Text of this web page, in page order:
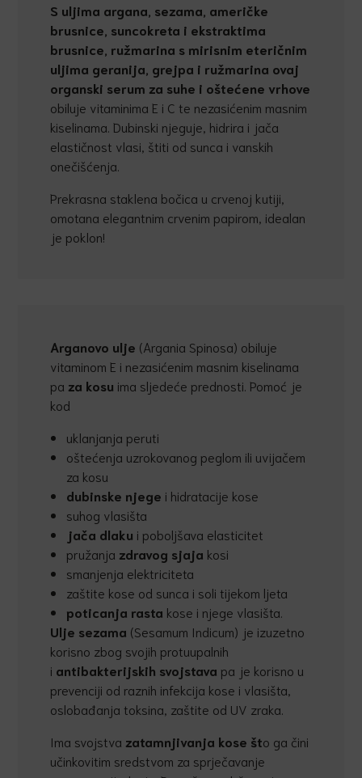
S uljima argana, sezama, američke
brusnice, suncokreta i ekstraktima
brusnice, ružmarina s mirisnim eteričnim
uljima geranija, grejpa i ružmarina ovaj
organski serum za suhe i oštećene vrhove
obiluje vitaminima E i C te nezasićenim masnim
kiselinama. Dubinski njeguje, hidrira i jača
elastičnost vlasi, štiti od sunca i vanskih
onečišćenja.
Prekrasna staklena bočica u crvenoj kutiji,
omotana elegantnim crvenim papirom, idealan
je poklon!
Arganovo ulje (Argania Spinosa) obiluje
vitaminom E i nezasićenim masnim kiselinama
pa za kosu ima sljedeće prednosti. Pomoć je
kod
uklanjanja peruti
oštećenja uzrokovanog peglom ili uvijačem
za kosu
dubinske njege i hidratacije kose
suhog vlasišta
jača dlaku i poboljšava elasticitet
pružanja zdravog sjaja kosi
smanjenja elektriciteta
zaštite kose od sunca i soli tijekom ljeta
poticanja rasta kose i njege vlasišta.
Ulje sezama (Sesamum Indicum) je izuzetno
korisno zbog svojih protuupalnih
i antibakterijskih svojstava pa je korisno u
prevenciji od raznih infekcija kose i vlasišta,
oslobađanja toksina, zaštite od UV zraka.
Ima svojstva zatamnjivanja kose što ga čini
učinkovitim sredstvom za sprječavanje